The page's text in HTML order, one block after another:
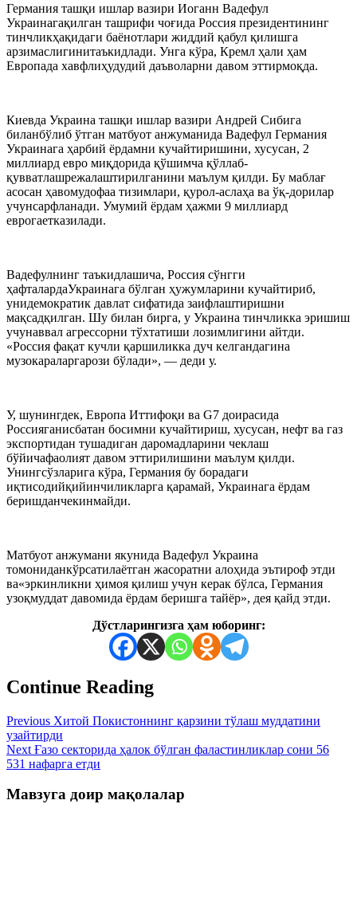
Германия ташқи ишлар вазири Иоганн Вадефул
Украинагақилган ташрифи чоғида Россия президентининг
тинчликҳақидаги баёнотлари жиддий қабул қилишга
арзимаслигинитаъкидлади. Унга кўра, Кремл ҳали ҳам
Европада хавфлиҳудудий даъволарни давом эттирмоқда.
Киевда Украина ташқи ишлар вазири Андрей Сибига
биланбўлиб ўтган матбуот анжуманида Вадефул Германия
Украинага ҳарбий ёрдамни кучайтиришини, хусусан, 2
миллиард евро миқдорида қўшимча қўллаб-
қувватлашрежалаштирилганини маълум қилди. Бу маблағ
асосан ҳавомудофаа тизимлари, қурол-аслаҳа ва ўқ-дорилар
учунсарфланади. Умумий ёрдам ҳажми 9 миллиард
еврогаетказилади.
Вадефулнинг таъкидлашича, Россия сўнгги
ҳафталардаУкраинага бўлган ҳужумларини кучайтириб,
унидемократик давлат сифатида заифлаштиришни
мақсадқилган. Шу билан бирга, у Украина тинчликка эришиш
учунаввал агрессорни тўхтатиши лозимлигини айтди.
«Россия фақат кучли қаршиликка дуч келгандагина
музокараларгарози бўлади», — деди у.
У, шунингдек, Европа Иттифоқи ва G7 доирасида
Россияганисбатан босимни кучайтириш, хусусан, нефт ва газ
экспортидан тушадиган даромадларини чеклаш
бўйичафаолият давом эттирилишини маълум қилди.
Унингсўзларига кўра, Германия бу борадаги
иқтисодийқийинчиликларга қарамай, Украинага ёрдам
беришданчекинмайди.
Матбуот анжумани якунида Вадефул Украина
томониданкўрсатилаётган жасоратни алоҳида эътироф этди
ва«эркинликни ҳимоя қилиш учун керак бўлса, Германия
узоқмуддат давомида ёрдам беришга тайёр», дея қайд этди.
Дўстларингизга ҳам юборинг:
Continue Reading
Previous Хитой Покистоннинг қарзини тўлаш муддатини
узайтирди
Next Ғазо секторида ҳалок бўлган фаластинликлар сони 56
531 нафарга етди
Мавзуга доир мақолалар